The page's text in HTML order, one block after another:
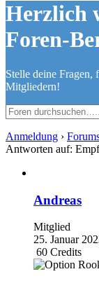
Herzlich
Foren-
Stelle deine Fragen,
Mitgliedern!
Anmeldung ›
Antworten auf:
Andreas
Mitglied
25. Januar
60 Credits